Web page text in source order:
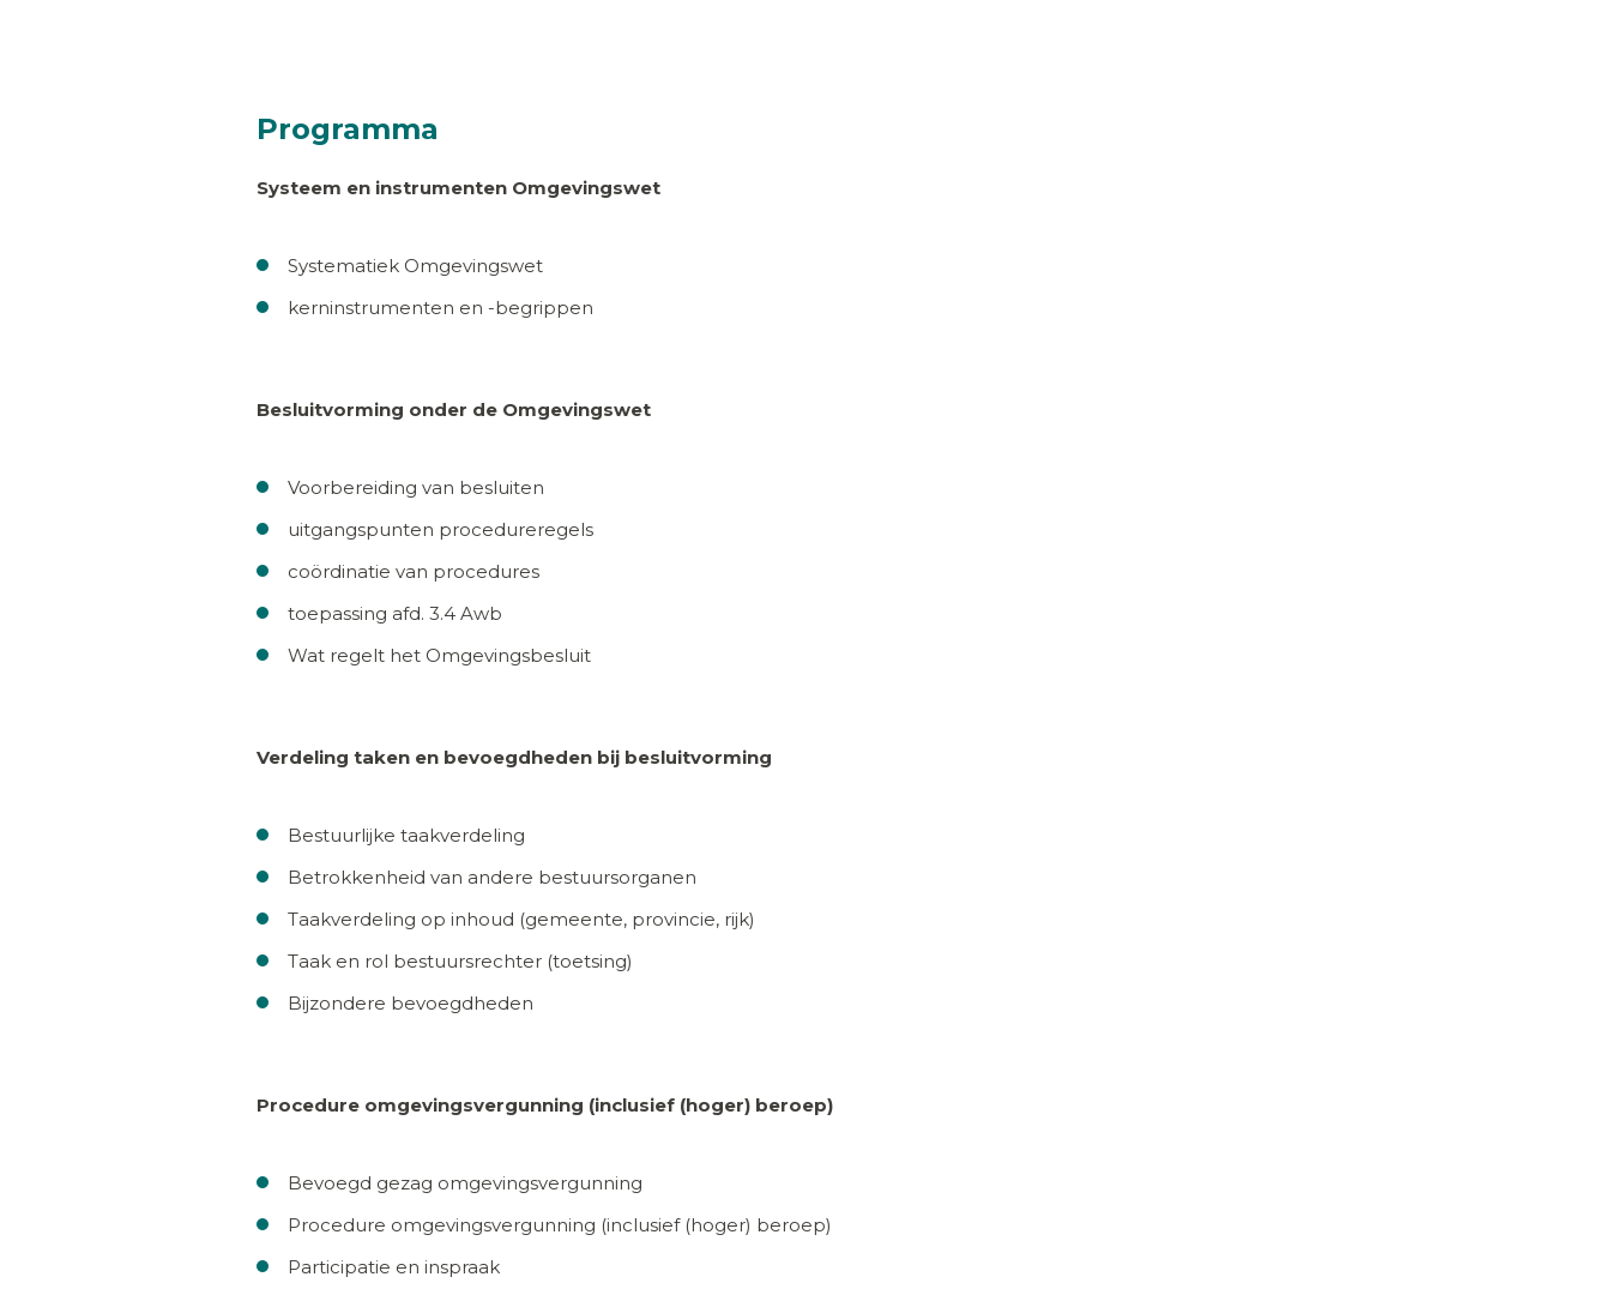
Programma
Systeem en instrumenten Omgevingswet
Systematiek Omgevingswet
kerninstrumenten en -begrippen
Besluitvorming onder de Omgevingswet
Voorbereiding van besluiten
uitgangspunten procedureregels
coördinatie van procedures
toepassing afd. 3.4 Awb
Wat regelt het Omgevingsbesluit
Verdeling taken en bevoegdheden bij besluitvorming
Bestuurlijke taakverdeling
Betrokkenheid van andere bestuursorganen
Taakverdeling op inhoud (gemeente, provincie, rijk)
Taak en rol bestuursrechter (toetsing)
Bijzondere bevoegdheden
Procedure omgevingsvergunning (inclusief (hoger) beroep)
Bevoegd gezag omgevingsvergunning
Procedure omgevingsvergunning (inclusief (hoger) beroep)
Participatie en inspraak